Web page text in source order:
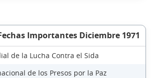
Importantes Diciembre 1971
de la Lucha Contra el Sida
de los Presos por la Paz